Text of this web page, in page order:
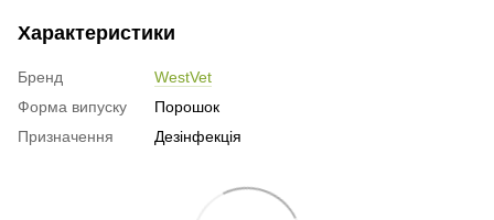
Характеристики
Бренд
WestVet
Форма випуску
Порошок
Призначення
Дезінфекція